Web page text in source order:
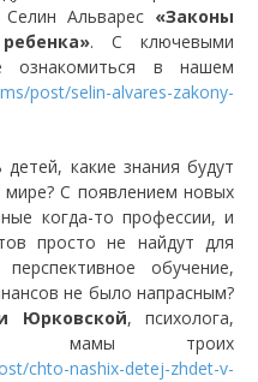
Селин Альварес «Законы
. С ключевыми
в нашем
post/selin-alvares-zakony-
какие знания будут
С появлением новых
когда-то профессии, и
просто не найдут для
обучение,
не было напрасным?
Юрковской, психолога,
и мамы троих
chto-nashix-detej-zhdet-v-